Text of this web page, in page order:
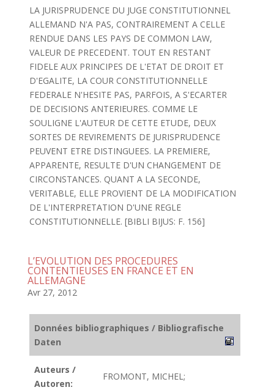
LA JURISPRUDENCE DU JUGE CONSTITUTIONNEL
ALLEMAND N'A PAS, CONTRAIREMENT A CELLE
RENDUE DANS LES PAYS DE COMMON LAW,
VALEUR DE PRECEDENT. TOUT EN RESTANT
FIDELE AUX PRINCIPES DE L'ETAT DE DROIT ET
D'EGALITE, LA COUR CONSTITUTIONNELLE
FEDERALE N'HESITE PAS, PARFOIS, A S'ECARTER
DE DECISIONS ANTERIEURES. COMME LE
SOULIGNE L'AUTEUR DE CETTE ETUDE, DEUX
SORTES DE REVIREMENTS DE JURISPRUDENCE
PEUVENT ETRE DISTINGUEES. LA PREMIERE,
APPARENTE, RESULTE D'UN CHANGEMENT DE
CIRCONSTANCES. QUANT A LA SECONDE,
VERITABLE, ELLE PROVIENT DE LA MODIFICATION
DE L'INTERPRETATION D'UNE REGLE
CONSTITUTIONNELLE. [BIBLI BIJUS: F. 156]
L’EVOLUTION DES PROCEDURES
CONTENTIEUSES EN FRANCE ET EN
ALLEMAGNE
Avr 27, 2012
Données bibliographiques / Bibliografische
Daten
Auteurs /
Autoren:
FROMONT, MICHEL;